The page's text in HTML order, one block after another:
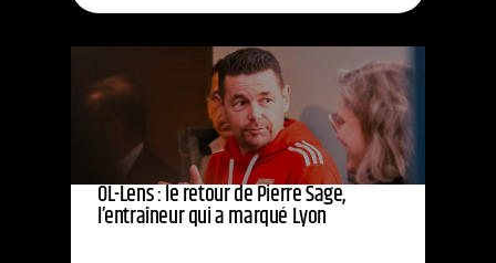
OL-Lens : le retour de Pierre Sage,
l’entraîneur qui a marqué Lyon